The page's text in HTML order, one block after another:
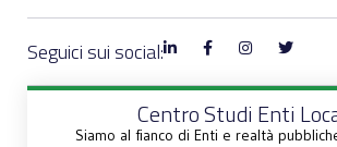
Seguici sui social:
Centro Studi Enti
Siamo al fianco di Enti e realtà